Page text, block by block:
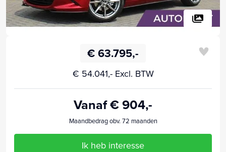
€ 63.795,-
€ 54.041,- Excl. BTW
Vanaf € 904,-
Maandbedrag obv. 72 maanden
Ik heb interesse